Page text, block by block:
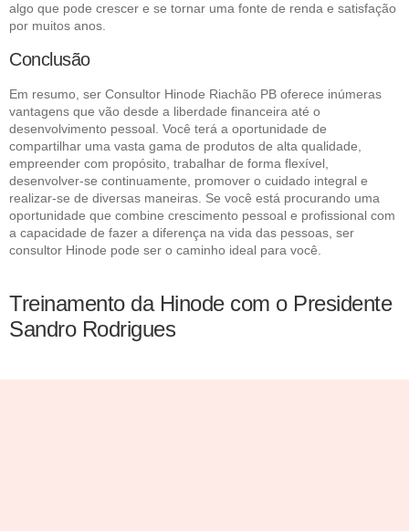
algo que pode crescer e se tornar uma fonte de renda e satisfação
por muitos anos.
Conclusão
Em resumo, ser Consultor Hinode Riachão PB oferece inúmeras
vantagens que vão desde a liberdade financeira até o
desenvolvimento pessoal. Você terá a oportunidade de
compartilhar uma vasta gama de produtos de alta qualidade,
empreender com propósito, trabalhar de forma flexível,
desenvolver-se continuamente, promover o cuidado integral e
realizar-se de diversas maneiras. Se você está procurando uma
oportunidade que combine crescimento pessoal e profissional com
a capacidade de fazer a diferença na vida das pessoas, ser
consultor Hinode pode ser o caminho ideal para você.
Treinamento da Hinode com o Presidente
Sandro Rodrigues